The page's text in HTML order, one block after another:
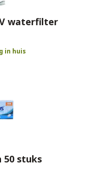
waterfilter
in huis
stuks